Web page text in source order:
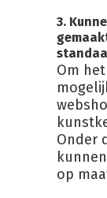
3.
Om
Onder
op